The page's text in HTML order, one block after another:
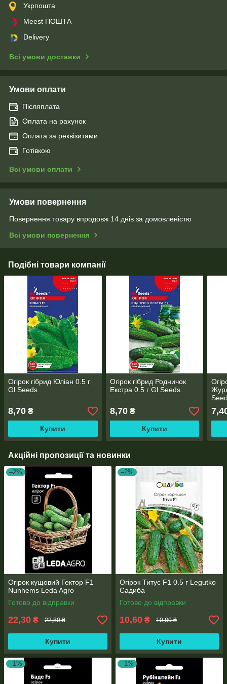
Укрпошта
Meest ПОШТА
Delivery
Всі умови доставки
Умови оплати
Післяплата
Оплата на рахунок
Оплата за реквізитами
Готівкою
Всі умови оплати
Умови повернення
Повернення товару впродовж 14 днів за домовленістю
Всі умови повернення
Подібні товари компанії
Огірок гібрид Юліан 0.5 г
Gl Seeds
8,70 ₴
Купити
Огірок гібрид Родничок
Екстра 0.5 г Gl Seeds
8,70₴
Купити
Акційні пропозиції та новинки
–2%
Огірок кущовий Гектор F1
Nunhems Leda Agro
Готово до відправки
22,30 ₴ 22,80 ₴
Купити
–2%
Огірок Титус F1 0.5 г Legutko
Садиба
Готово до відправки
10,60 ₴ 10,80 ₴
Купити
–1% –1%